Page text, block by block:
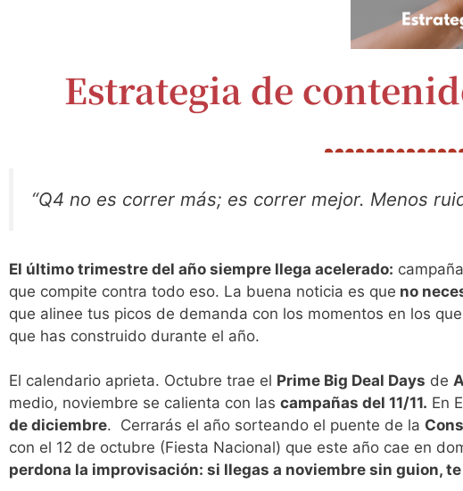
Estrategia de
“Q4 no es correr más; es correr mejor. Menos
El último trimestre del año siempre llega acelerado:
que compite contra todo eso. La buena noticia es que no
que alinee tus picos de demanda con los momentos en los
que has construido durante el año.
El calendario aprieta. Octubre trae el Prime Big Deal Days de
medio, noviembre se calienta con las campañas del 11/11. En
de diciembre. Cerrarás el año sorteando el puente de la
con el 12 de octubre (Fiesta Nacional) que este año cae en
perdona la improvisación: si llegas a noviembre sin guion,